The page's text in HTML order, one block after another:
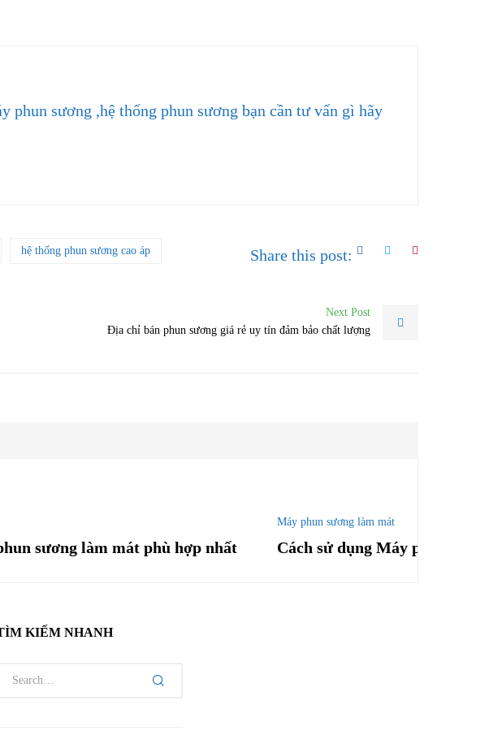
sương ,hệ thống phun sương bạn cần tư vấn gì hãy
hệ thống phun sương cao áp Share this post:
Next Post
Địa chỉ bán phun sương giá rẻ uy tín đảm bảo chất lượng
sương làm mát phù hợp nhất
Máy phun sương làm mát
Cách sử dụng Máy phun
KIẾM NHANH